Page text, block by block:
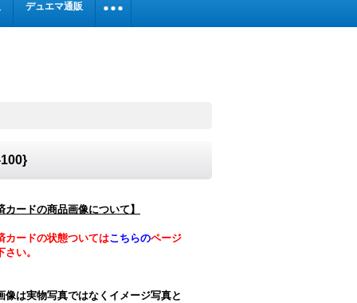
デュエマ通販
カードの商品画像について】
カードの状態ついてはこちらのページ
い。
像は実物写真ではなくイメージ写真と